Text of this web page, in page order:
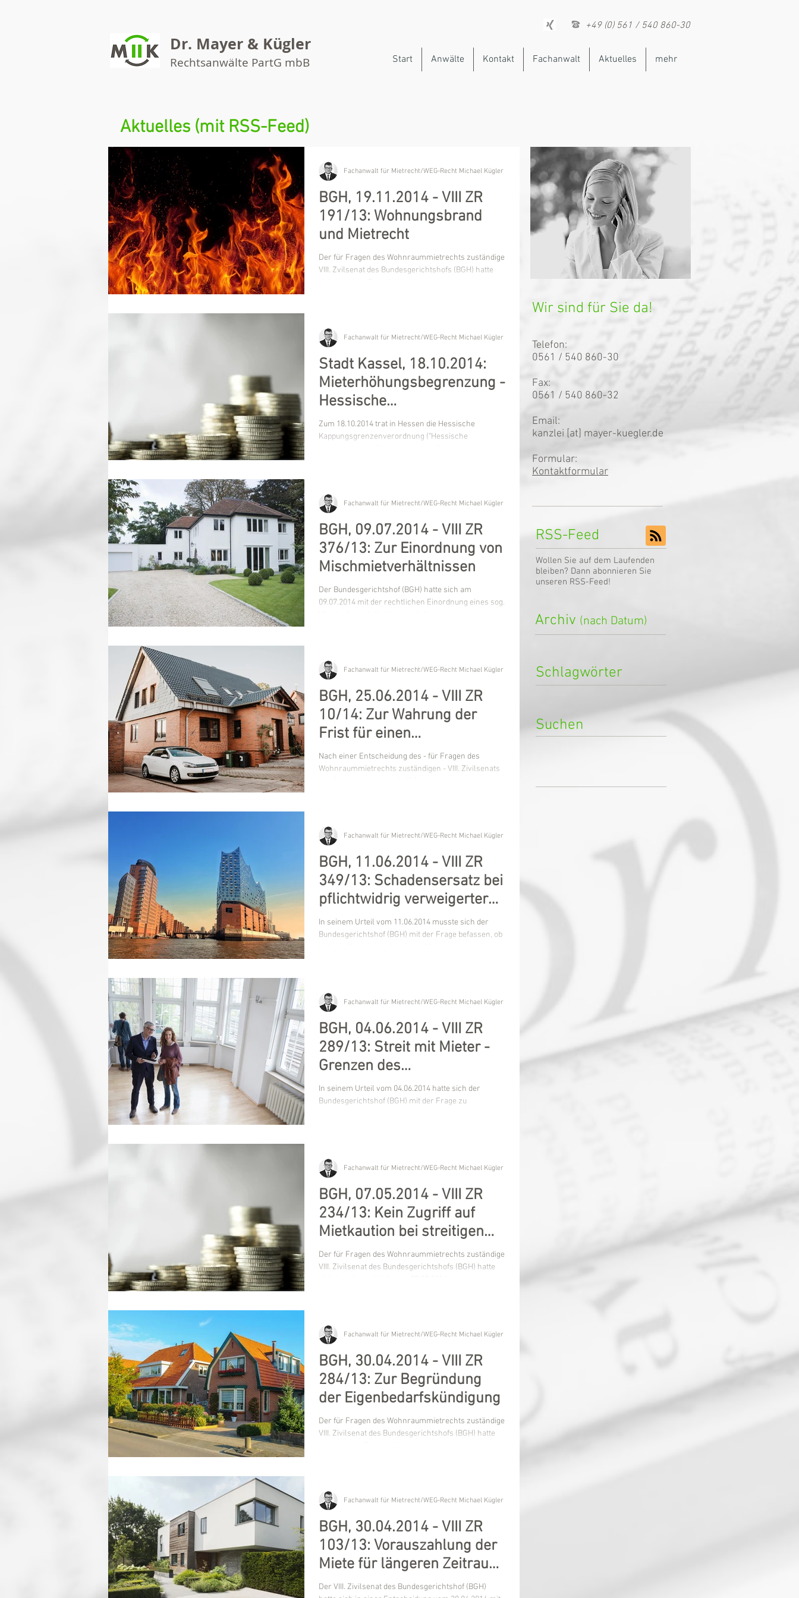
Dr. Mayer & Kügler
Rechtsanwälte PartG mbB
+49 (0) 561 / 540 860-30
Start Anwälte Kontakt Fachanwalt Aktuelles mehr
Aktuelles (mit RSS-Feed)
BGH, 19.11.2014 - VIII ZR
191/13: Wohnungsbrand
und Mietrecht
Der für Fragen des Wohnraummietrechts zuständige
VIII. Zvilsenat des Bundesgerichtshofs (BGH) hatte
Fachanwalt für Mietrecht/WEG-Recht Michael Kügler
Stadt Kassel, 18.10.2014:
Mieterhöhungsbegrenzung -
Hessische
Kappungsgrenzenverordnu
ng in Kraft
Zum 18.10.2014 trat in Hessen die Hessische
Kappungsgrenzenverordnung ("Hessische
Fachanwalt für Mietrecht/WEG-Recht Michael Kügler
BGH, 09.07.2014 - VIII ZR
376/13: Zur Einordnung von
Mischmietverhältnissen
Der Bundesgerichtshof (BGH) hatte sich am
09.07.2014 mit der rechtlichen Einordnung eines sog.
Fachanwalt für Mietrecht/WEG-Recht Michael Kügler
BGH, 25.06.2014 - VIII ZR
10/14: Zur Wahrung der
Frist für einen
Fortsetzungswiderspruch (§
545 BGB)
Nach einer Entscheidung des - für Fragen des
Wohnraummietrechts zuständigen - VIII. Zivilsenats
Fachanwalt für Mietrecht/WEG-Recht Michael Kügler
BGH, 11.06.2014 - VIII ZR
349/13: Schadensersatz bei
pflichtwidrig verweigerter
Untermieterlaubnis
In seinem Urteil vom 11.06.2014 musste sich der
Bundesgerichtshof (BGH) mit der Frage befassen, ob
Fachanwalt für Mietrecht/WEG-Recht Michael Kügler
BGH, 04.06.2014 - VIII ZR
289/13: Streit mit Mieter -
Grenzen des
Betretungsrechts des
Vermieters
In seinem Urteil vom 04.06.2014 hatte sich der
Bundesgerichtshof (BGH) mit der Frage zu
Fachanwalt für Mietrecht/WEG-Recht Michael Kügler
BGH, 07.05.2014 - VIII ZR
234/13: Kein Zugriff auf
Mietkaution bei streitigen
Vermieter-Forderungen
Der für Fragen des Wohnraummietrechts zuständige
VIII. Zivilsenat des Bundesgerichtshofs (BGH) hatte
Fachanwalt für Mietrecht/WEG-Recht Michael Kügler
BGH, 30.04.2014 - VIII ZR
284/13: Zur Begründung
der Eigenbedarfskündigung
Der für Fragen des Wohnraummietrechts zuständige
VIII. Zivilsenat des Bundesgerichtshofs (BGH) hatte
Fachanwalt für Mietrecht/WEG-Recht Michael Kügler
BGH, 30.04.2014 - VIII ZR
103/13: Vorauszahlung der
Miete für längeren Zeitraum
nicht ohne Risiko
Der VIII. Zivilsenat des Bundesgerichtshof (BGH)
Fachanwalt für Mietrecht/WEG-Recht Michael Kügler
Wir sind für Sie da!
Telefon:
0561 / 540 860-30
Fax:
0561 / 540 860-32
Email:
kanzlei [at] mayer-kuegler.de
Formular:
Kontaktformular
RSS-Feed
Wollen Sie auf dem Laufenden
bleiben? Dann abonnieren Sie
unseren RSS-Feed!
Archiv (nach Datum)
Schlagwörter
Suchen